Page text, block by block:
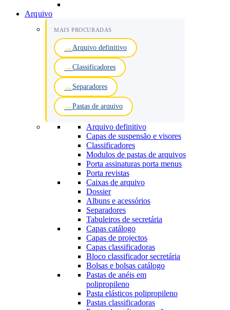
Arquivo
MAIS PROCURADAS
Arquivo definitivo
Classificadores
Separadores
Pastas de arquivo
Arquivo definitivo
Capas de suspensão e visores
Classificadores
Modulos de pastas de arquivos
Porta assinaturas porta menus
Porta revistas
Caixas de arquivo
Dossier
Albuns e acessórios
Separadores
Tabuleiros de secretária
Capas catálogo
Capas de projectos
Capas classificadoras
Bloco classificador secretária
Bolsas e bolsas catálogo
Pastas de anéis em
polipropileno
Pasta elásticos polipropileno
Pastas classificadoras